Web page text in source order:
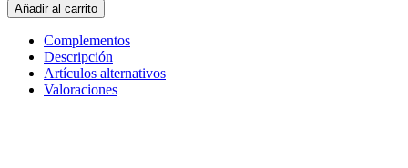
Añadir al carrito
Complementos
Descripción
Artículos alternativos
Valoraciones